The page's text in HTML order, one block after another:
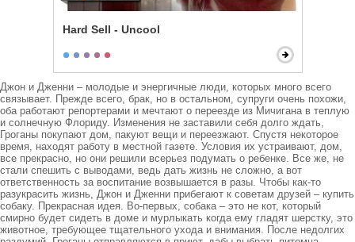
Hard Sell - Uncool
Джон и Дженни – молодые и энергичные люди, которых много всего
связывает. Прежде всего, брак, но в остальном, супруги очень похожи,
оба работают репортерами и мечтают о переезде из Мичигана в теплую
и солнечную Флориду. Изменения не заставили себя долго ждать,
Гроганы покупают дом, пакуют вещи и переезжают. Спустя некоторое
время, находят работу в местной газете. Условия их устраивают, дом,
все прекрасно, но они решили всерьез подумать о ребенке. Все же, не
стали спешить с выводами, ведь дать жизнь не сложно, а вот
ответственность за воспитание возвышается в разы. Чтобы как-то
разукрасить жизнь, Джон и Дженни прибегают к советам друзей – купить
собаку. Прекрасная идея. Во-первых, собака – это не кот, который
смирно будет сидеть в доме и мурлыкать когда ему гладят шерстку, это
животное, требующее тщательного ухода и внимания. После недолгих